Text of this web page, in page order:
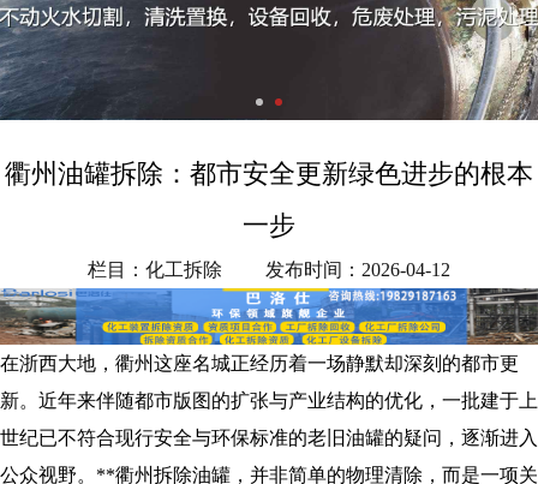
衢州油罐拆除：都市安全更新绿色进步的根本
一步
栏目：化工拆除 发布时间：2026-04-12
在浙西大地，衢州这座名城正经历着一场静默却深刻的都市更
新。近年来伴随都市版图的扩张与产业结构的优化，一批建于上
世纪已不符合现行安全与环保标准的老旧油罐的疑问，逐渐进入
公众视野。**衢州拆除油罐，并非简单的物理清除，而是一项关